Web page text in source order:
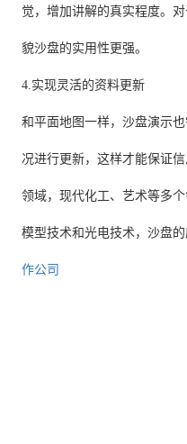
觉，增加讲解的真实程度。
貌沙盘的实用性更强。
4.实现灵活的资料更新
和平面地图一样，沙盘演示
况进行更新，这样才能保证
领域，现代化工、艺术等多
模型技术和光电技术，沙盘
作公司